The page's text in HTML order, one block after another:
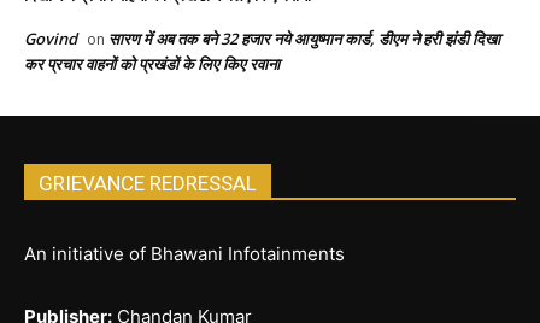
Govind on सारण में अब तक बने 32 हजार नये आयुष्मान कार्ड, डीएम ने हरी झंडी दिखा
कर प्रचार वाहनों को प्रखंडों के लिए किए रवाना
GRIEVANCE REDRESSAL
An initiative of Bhawani Infotainments
Publisher: Chandan Kumar